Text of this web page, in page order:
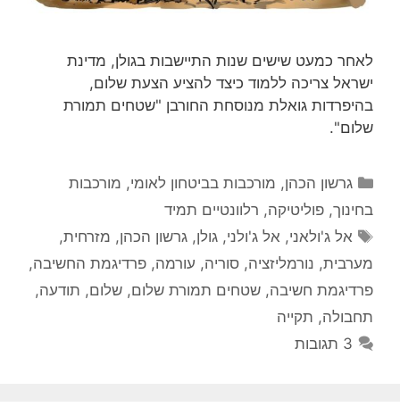
לאחר כמעט שישים שנות התיישבות בגולן, מדינת
ישראל צריכה ללמוד כיצד להציע הצעת שלום,
בהיפרדות גואלת מנוסחת החורבן "שטחים תמורת
שלום".
קטגוריות
גרשון הכהן, מורכבות בביטחון לאומי, מורכבות
בחינוך, פוליטיקה, רלוונטיים תמיד
תגיות
אל ג'ולאני, אל ג'ולני,גולן,גרשון הכהן, מזרחית,
מערבית, נורמליזציה, סוריה, עורמה, פרדיגמת החשיבה,
פרדיגמת חשיבה, שטחים תמורת שלום, שלום, תודעה,
תחבולה, תקייה
3 תגובות